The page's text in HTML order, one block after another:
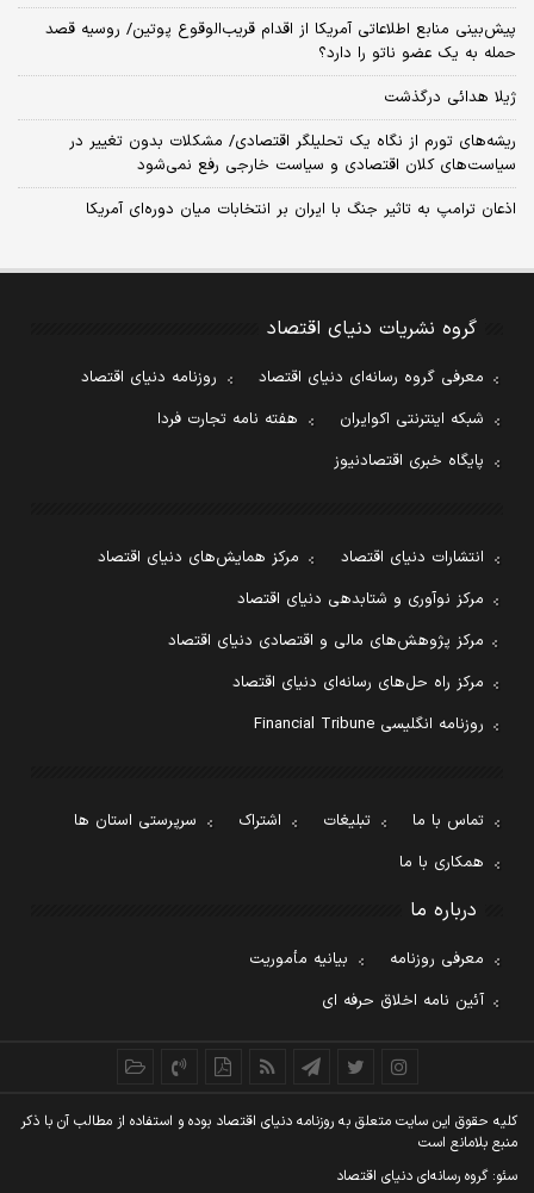
پیش‌بینی منابع اطلاعاتی آمریکا از اقدام قریب‌الوقوع پوتین/ روسیه قصد
حمله به یک عضو ناتو را دارد؟
ژیلا هدائی درگذشت
ریشه‌های تورم از نگاه یک تحلیلگر اقتصادی/ مشکلات بدون تغییر در
سیاست‌های کلان اقتصادی و سیاست خارجی رفع نمی‌شود
اذعان ترامپ به تاثیر جنگ با ایران بر انتخابات میان دوره‌ای آمریکا
گروه نشریات دنیای اقتصاد
معرفی گروه رسانه‌ای دنیای اقتصاد
روزنامه دنیای اقتصاد
شبکه اینترنتی اکوایران
هفته نامه تجارت فردا
پایگاه خبری اقتصادنیوز
انتشارات دنیای اقتصاد
مرکز همایش‌های دنیای اقتصاد
مرکز نوآوری و شتابدهی دنیای اقتصاد
مرکز پژوهش‌های مالی و اقتصادی دنیای اقتصاد
مرکز راه حل‌های رسانه‌ای دنیای اقتصاد
روزنامه انگلیسی Financial Tribune
تماس با ما تبلیغات اشتراک
سرپرستی استان ها
همکاری با ما
درباره ما
معرفی روزنامه
بیانیه مأموریت
آئین نامه اخلاق حرفه ای
کليه حقوق اين سايت متعلق به روزنامه دنيای اقتصاد بوده و استفاده از مطالب آن با ذکر
منبع بلامانع است
سئو: گروه رسانه‌ای دنیای اقتصاد